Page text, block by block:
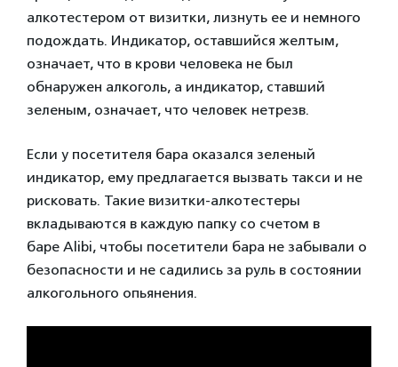
алкотестером от визитки, лизнуть ее и немного
подождать. Индикатор, оставшийся желтым,
означает, что в крови человека не был
обнаружен алкоголь, а индикатор, ставший
зеленым, означает, что человек нетрезв.
Если у посетителя бара оказался зеленый
индикатор, ему предлагается вызвать такси и не
рисковать. Такие визитки-алкотестеры
вкладываются в каждую папку со счетом в
баре Alibi, чтобы посетители бара не забывали о
безопасности и не садились за руль в состоянии
алкогольного опьянения.